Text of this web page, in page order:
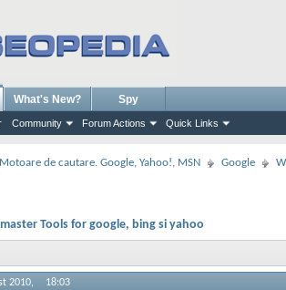
Community Forum Actions Quick Links
What's New? Spy
Motoare de cautare. Google, Yahoo!, MSN Google
Tools for google, bing si yahoo
2010, 18:03